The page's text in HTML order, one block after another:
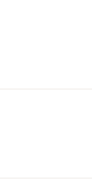
precios